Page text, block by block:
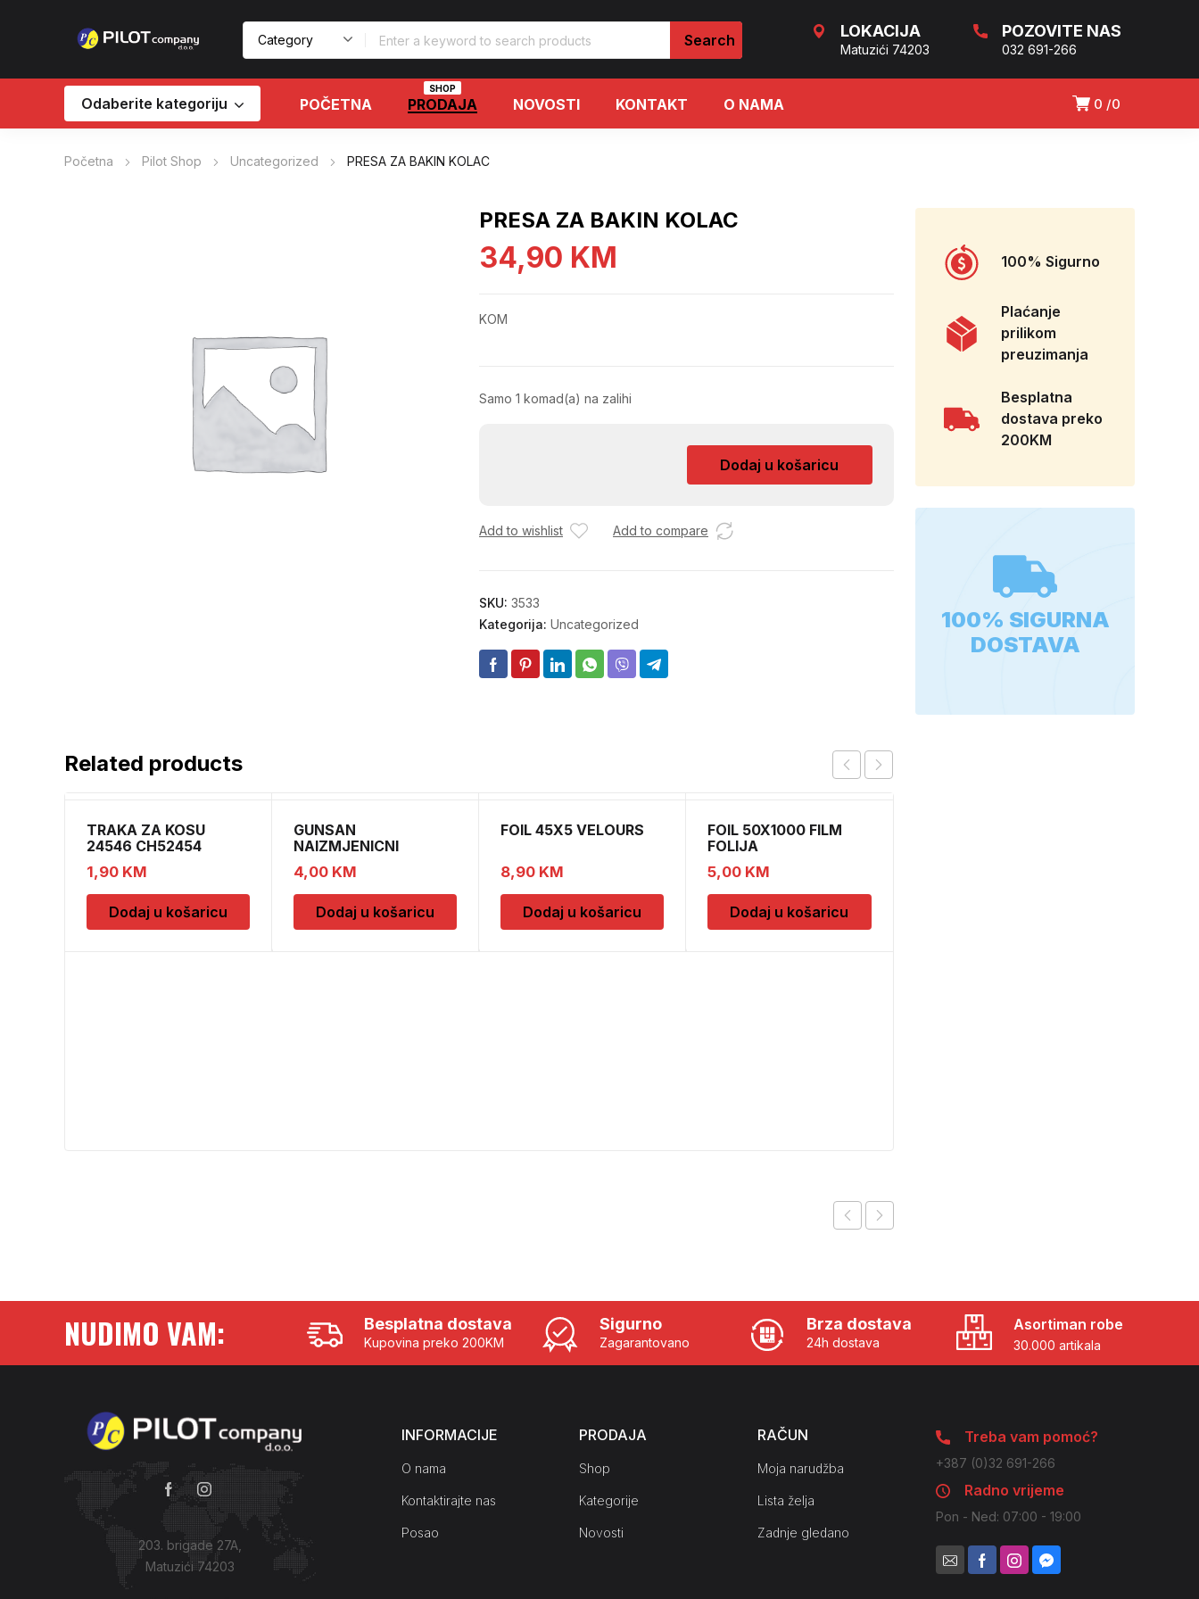
LOKACIJA
Matuzići 74203
POZOVITE NAS
032 691-266
0 0
Odaberite kategoriju POČETNA PRODAJA
SHOP
NOVOSTI KONTAKT O NAMA
Početna Pilot Shop Uncategorized PRESA ZA BAKIN KOLAC
PRESA ZA BAKIN KOLAC
34,90 KM
KOM
Samo 1 komad(a) na zalihi
količina
Dodaj u košaricu
Add to wishlist Add to compare
SKU: 3533
Kategorija: Uncategorized
Related products
TRAKA ZA KOSU
24546 CH52454
1,90 KM
Dodaj u košaricu
GUNSAN
NAIZMJENICNI
PREKIDAC BEZ OKVIRA
4,00 KM
Dodaj u košaricu
FOIL 45X5 VELOURS
8,90 KM
Dodaj u košaricu
FOIL 50X1000 FILM
FOLIJA
5,00 KM
Dodaj u košaricu
100% Sigurno
Plaćanje
prilikom
preuzimanja
Besplatna
dostava preko
200KM
100% SIGURNA
DOSTAVA
NUDIMO VAM: Besplatna dostava
Kupovina preko 200KM
Sigurno
Zagarantovano
Brza dostava
24h dostava
Asortiman robe
30.000 artikala
203. brigade 27A,
Matuzići 74203
INFORMACIJE
O nama
Kontaktirajte nas
Posao
PRODAJA
Shop
Kategorije
Novosti
RAČUN
Moja narudžba
Lista želja
Zadnje gledano
Treba vam pomoć?
+387 (0)32 691-266
Radno vrijeme
Pon - Ned: 07:00 - 19:00